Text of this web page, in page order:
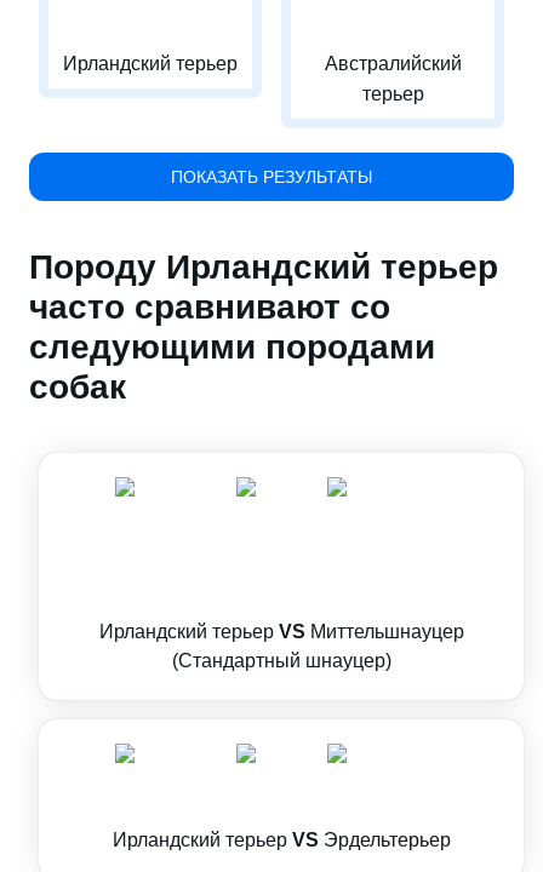
Ирландский терьер
Австралийский
терьер
ПОКАЗАТЬ РЕЗУЛЬТАТЫ
Породу Ирландский терьер
часто сравнивают со
следующими породами
собак
Ирландский терьер VS Миттельшнауцер
(Стандартный шнауцер)
Ирландский терьер VS Эрдельтерьер